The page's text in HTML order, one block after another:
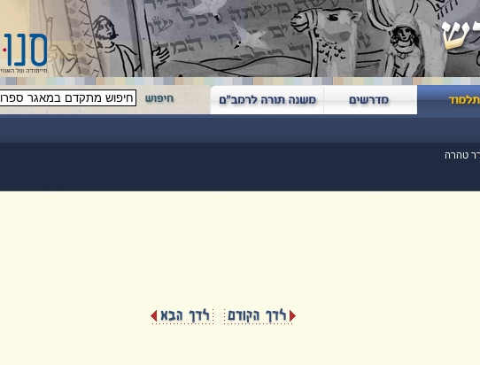
טהרה